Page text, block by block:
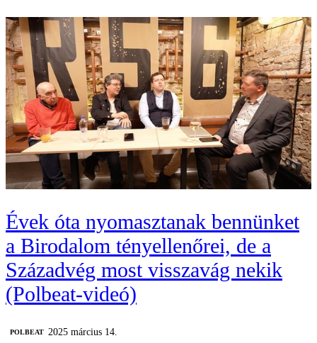
Évek óta nyomasztanak bennünket
a Birodalom tényellenőrei, de a
Századvég most visszavág nekik
(Polbeat-videó)
‎POLBEAT
2025 március 14.